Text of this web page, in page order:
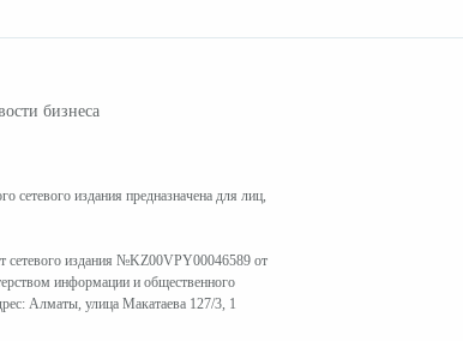
бизнеса
сетевого издания предназначена для лиц,
сетевого издания №KZ00VPY00046589 от
информации и общественного
Алматы, улица Макатаева 127/3, 1